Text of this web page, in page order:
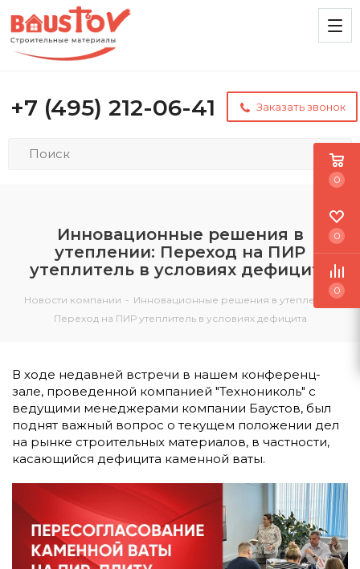
+7 (495) 212-06-41 Заказать звонок
Инновационные решения в
утеплении: Переход на ПИР
утеплитель в условиях дефицита
Новости компании - Инновационные решения в утеплении:
Переход на ПИР утеплитель в условиях дефицита
В ходе недавней встречи в нашем конференц-
зале, проведенной компанией "Технониколь" с
ведущими менеджерами компании Баустов, был
поднят важный вопрос о текущем положении дел
на рынке строительных материалов, в частности,
касающийся дефицита каменной ваты.
0
0
0